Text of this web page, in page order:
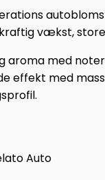
vækst,
aroma med
effekt med
Auto